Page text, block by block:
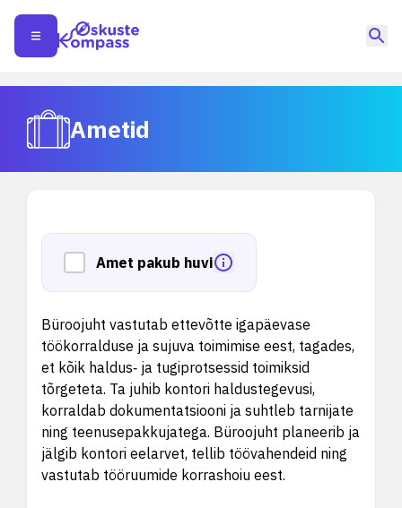
Ametid
Amet pakub huvi
Büroojuht vastutab ettevõtte igapäevase
töökorralduse ja sujuva toimimise eest, tagades,
et kõik haldus‑ ja tugiprotsessid toimiksid
tõrgeteta. Ta juhib kontori haldustegevusi,
korraldab dokumentatsiooni ja suhtleb tarnijate
ning teenusepakkujatega. Büroojuht planeerib ja
jälgib kontori eelarvet, tellib töövahendeid ning
vastutab tööruumide korrashoiu eest.